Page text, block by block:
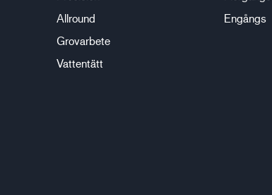
Allround
Grovarbete
Vattentätt
Engångs